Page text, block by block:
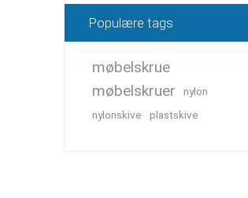
Populære tags
møbelskrue
møbelskruer
nylon
nylonskive
plastskive